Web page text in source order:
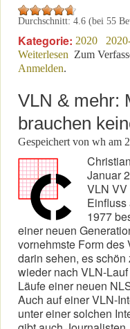
Durchschnitt: 4.6 (bei 55
Kategorie: 2020
Weiterlesen über
Zum
Anmelden.
VLN & mehr:
brauchen
Gespeichert von wh am
Januar
VLN VV
Einfluss
1977
einer neuen
vornehmste Form
darin sehen, es
wieder nach VLN-
Läufe einer neuen
Auch auf einer VLN-
unter einer solchen